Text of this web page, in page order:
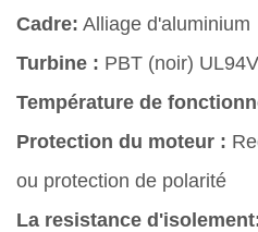
Cadre: Alliage d'aluminium
Turbine : PBT (noir)
Température de
Protection du moteur :
ou protection de polarité
La resistance